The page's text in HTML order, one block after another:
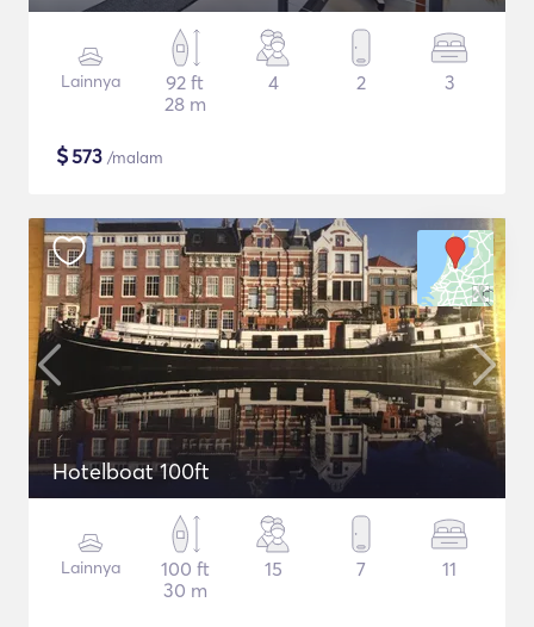
Lainnya
92 ft
28 m
4 2 3
$573 /malam
Hotelboat 100ft
Lainnya
100 ft
30 m
15 7 11